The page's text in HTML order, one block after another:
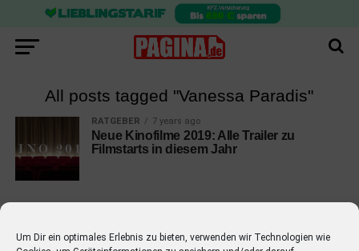
Um Dir ein optimales Erlebnis zu bieten, verwenden wir Technologien wie
All posts tagged "Vanessa Paradis"
RATGEBER 7 years ago
Neue Kinofilme 2019: Alle Trailer zu
Filmstarts in diesem Jahr